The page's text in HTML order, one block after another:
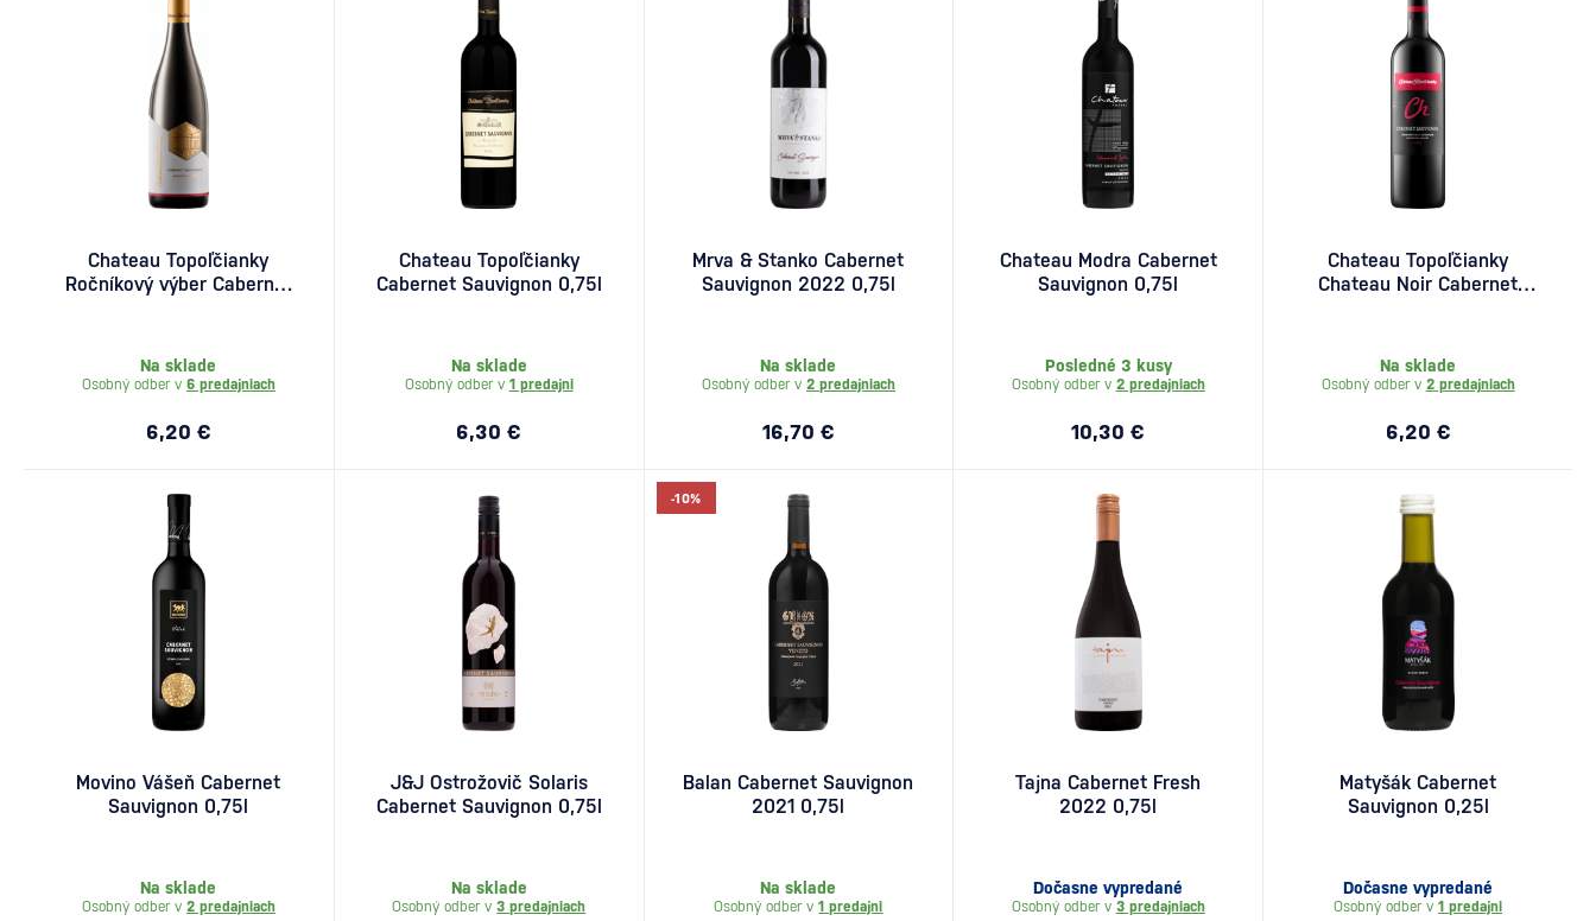
Chateau Topoľčianky
Ročníkový výber Cabernet
Na sklade
Osobný odber v 6 predajniach
6,20 €
Chateau Topoľčianky
Cabernet Sauvignon 0,75l
Na sklade
Osobný odber v 1 predajni
6,30 €
Mrva & Stanko Cabernet
Sauvignon 2022 0,75l
Na sklade
Osobný odber v 2 predajniach
16,70 €
Chateau Modra Cabernet
Sauvignon 0,75l
Posledné 3 kusy
Osobný odber v 2 predajniach
10,30 €
Chateau Topoľčianky
Chateau Noir Cabernet
Na sklade
Osobný odber v 2 predajniach
6,20 €
Movino Vášeň Cabernet
Sauvignon 0,75l
Na sklade
Osobný odber v 2 predajniach
J&J Ostrožovič Solaris
Cabernet Sauvignon 0,75l
Na sklade
Osobný odber v3 predajniach
-10%
Balan Cabernet Sauvignon
2021 0,75l
Na sklade
Osobný odber v1 predajni
Tajna Cabernet Fresh
2022 0,75l
Dočasne vypredané
Osobný odber v 3 predajniach
Matyšák Cabernet
Sauvignon 0,25l
Dočasne vypredané
Osobný odber v1 predajni